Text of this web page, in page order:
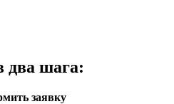
два шага:
заявку